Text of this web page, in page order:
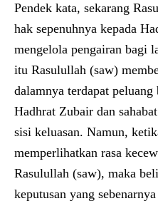
Pendek kata, sekarang
hak sepenuhnya kepada
mengelola pengairan bagi
itu Rasulullah (saw)
dalamnya terdapat
Hadhrat Zubair dan
sisi keluasan. Namun,
memperlihatkan rasa
Rasulullah (saw), maka
keputusan yang